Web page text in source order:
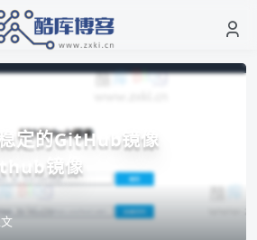
定的GitHub镜像
镜像